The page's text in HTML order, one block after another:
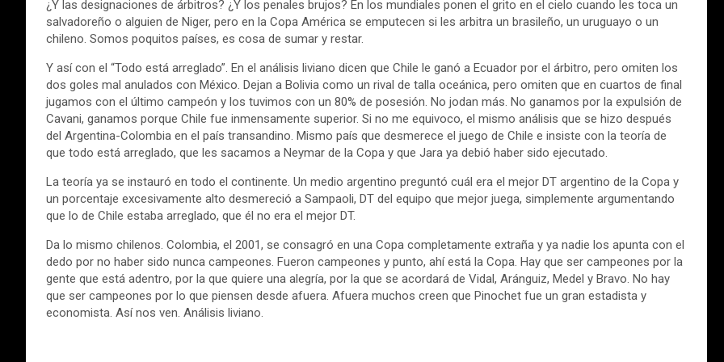
¿Y las designaciones de árbitros? ¿Y los penales brujos? En los mundiales ponen el grito en el cielo cuando les toca un
salvadoreño o alguien de Niger, pero en la Copa América se emputecen si les arbitra un brasileño, un uruguayo o un
chileno. Somos poquitos países, es cosa de sumar y restar.
Y así con el “Todo está arreglado”. En el análisis liviano dicen que Chile le ganó a Ecuador por el árbitro, pero omiten los
dos goles mal anulados con México. Dejan a Bolivia como un rival de talla oceánica, pero omiten que en cuartos de final
jugamos con el último campeón y los tuvimos con un 80% de posesión. No jodan más. No ganamos por la expulsión de
Cavani, ganamos porque Chile fue inmensamente superior. Si no me equivoco, el mismo análisis que se hizo después
del Argentina-Colombia en el país transandino. Mismo país que desmerece el juego de Chile e insiste con la teoría de
que todo está arreglado, que les sacamos a Neymar de la Copa y que Jara ya debió haber sido ejecutado.
La teoría ya se instauró en todo el continente. Un medio argentino preguntó cuál era el mejor DT argentino de la Copa y
un porcentaje excesivamente alto desmereció a Sampaoli, DT del equipo que mejor juega, simplemente argumentando
que lo de Chile estaba arreglado, que él no era el mejor DT.
Da lo mismo chilenos. Colombia, el 2001, se consagró en una Copa completamente extraña y ya nadie los apunta con el
dedo por no haber sido nunca campeones. Fueron campeones y punto, ahí está la Copa. Hay que ser campeones por la
gente que está adentro, por la que quiere una alegría, por la que se acordará de Vidal, Aránguiz, Medel y Bravo. No hay
que ser campeones por lo que piensen desde afuera. Afuera muchos creen que Pinochet fue un gran estadista y
economista. Así nos ven. Análisis liviano.